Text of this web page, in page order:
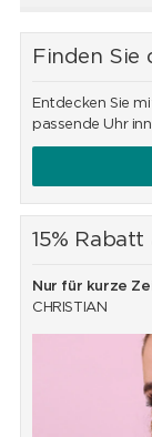
Finden Sie
Entdecken Sie
passende Uhr
15%
Nur für kurze
CHRISTIAN